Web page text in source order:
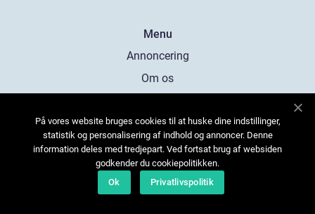
Menu
Annoncering
Om os
Kontakt os
Sitemap
På vores website bruges cookies til at huske dine indstillinger,
statistik og personalisering af indhold og annoncer. Denne
information deles med tredjepart. Ved fortsat brug af websiden
godkender du cookiepolitikken.
Ok
Privatlivspolitik